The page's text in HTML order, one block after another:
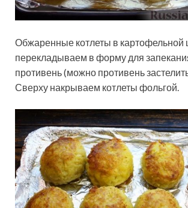
Обжаренные котлеты в картофельной
перекладываем в форму для
противень (можно противень
Сверху накрываем котлеты фольгой.